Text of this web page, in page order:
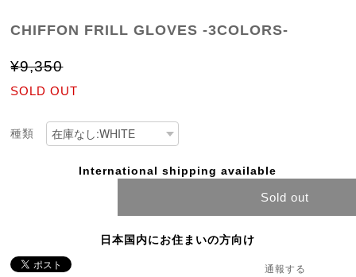
CHIFFON FRILL GLOVES -3COLORS-
¥9,350
SOLD OUT
種類
International shipping available
Sold out
日本国内にお住まいの方向け
通報する